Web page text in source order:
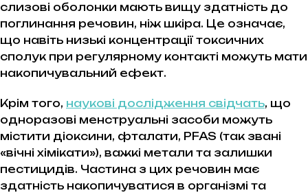
слизові оболонки мають вищу здатність до
поглинання речовин, ніж шкіра. Це означає,
що навіть низькі концентрації токсичних
сполук при регулярному контакті можуть мати
накопичувальний ефект.
Крім того, наукові дослідження свідчать, що
одноразові менструальні засоби можуть
містити діоксини, фталати, PFAS (так звані
«вічні хімікати»), важкі метали та залишки
пестицидів. Частина з цих речовин має
здатність накопичуватися в організмі та